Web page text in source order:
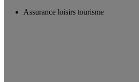
Assurance loisirs tourisme